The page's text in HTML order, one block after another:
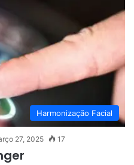
Harmonização Facial
27, 2025 17